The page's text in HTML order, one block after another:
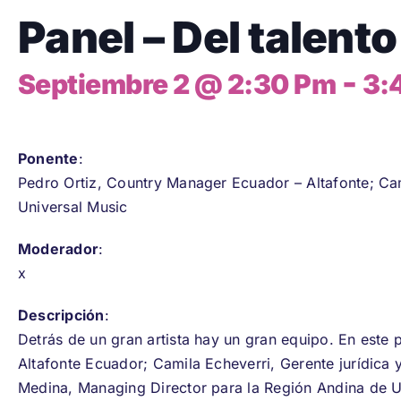
Panel – Del
Septiembre 2 @ 2:30 Pm -
Ponente:
Pedro Ortiz, Country Manager Ecuador – Altafonte;
Universal Music
Moderador:
x
Descripción:
Detrás de un gran artista hay un gran equipo. En
Altafonte Ecuador; Camila Echeverri, Gerente
Medina, Managing Director para la Región Andina de